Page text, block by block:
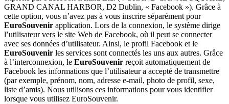
GRAND CANAL HARBOR, D2 Dublin, « Facebook »). Grâce à
cette option, vous n’avez pas à vous inscrire séparément pour
EuroSouvenir application. Lors de la connexion, le système dirige
l’utilisateur vers le site Web de Facebook, où il peut se connecter
avec ses données d’utilisateur. Ainsi, le profil Facebook et le
EuroSouvenir les services sont connectés les uns aux autres. Grâce
à l’interconnexion, le EuroSouvenir reçoit automatiquement de
Facebook les informations que l’utilisateur a accepté de transmettre
(par exemple, prénom, nom, adresse e-mail, photo de profil, sexe,
liste d’amis). Nous utilisons ces informations pour vous identifier
lorsque vous utilisez EuroSouvenir.